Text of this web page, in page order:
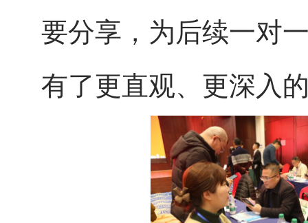
要分享，为后续一对
有了更直观、更深入